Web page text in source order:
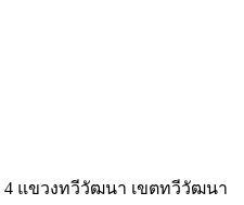
แขวงทวีวัฒนา เขตทวีวัฒนา